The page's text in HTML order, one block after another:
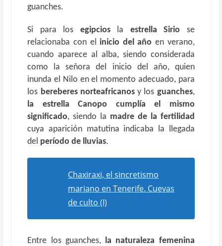
guanches.
Si para los egipciosla estrella Sirio se
relacionaba con elinicio del año en verano,
cuando aparece al alba, siendo considerada
como la señora del inicio del año, quien
inunda el Nilo en el momento adecuado, para
los bereberes norteafricanosy los guanches,
la estrella Canopo cumplía el mismo
significado, siendo la madre de la fertilidad
cuya aparición matutina indicaba la llegada
del período de lluvias.
Chaxiraxi, el sincretismo
mariano en Tenerife. Cuevas
de culto (I)
Entre los guanches, la naturaleza femenina